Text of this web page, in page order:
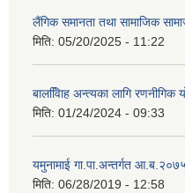
लैंगिक समानता तथा सामाजिक
मिति: 05/20/2025 - 11:22
बालवििाह अन्त्यका लागि
मिति: 01/24/2024 - 09:33
यमुनामाई गा.पा.अन्तर्गत
मिति: 06/28/2019 - 12:58